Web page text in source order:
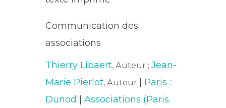
Communication des
associations
Thierry Libaert, Auteur ;Jean-
Marie Pierlot, Auteur
Paris :
Dunod
|Associations (Paris.